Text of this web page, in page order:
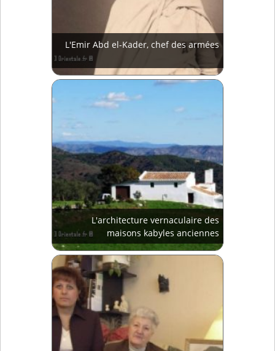
L'Emir Abd el-Kader, chef des armées
L'architecture vernaculaire des
maisons kabyles anciennes